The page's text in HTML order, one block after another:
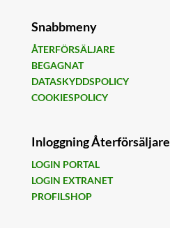
Snabbmeny
ÅTERFÖRSÄLJARE
BEGAGNAT
DATASKYDDSPOLICY
COOKIESPOLICY
Inloggning Återförsäljare
LOGIN PORTAL
LOGIN EXTRANET
PROFILSHOP